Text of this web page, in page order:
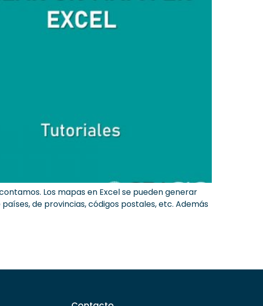
Los mapas en Excel se pueden generar
de provincias, códigos postales, etc. Además